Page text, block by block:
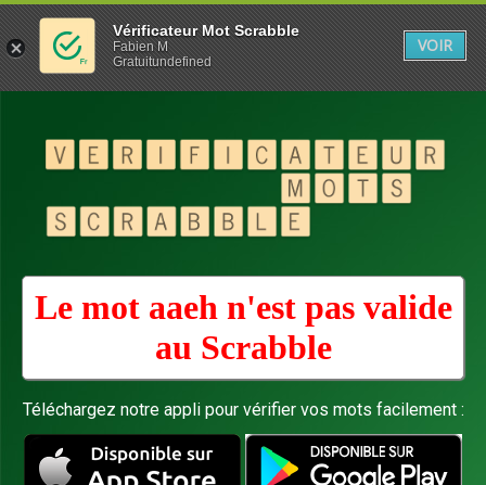
Le mot aaeh n'est pas valide
au Scrabble
Téléchargez notre appli pour vérifier vos mots facilement :
Vérificateur Mot Scrabble
Fabien M
Gratuitundefined
VOIR